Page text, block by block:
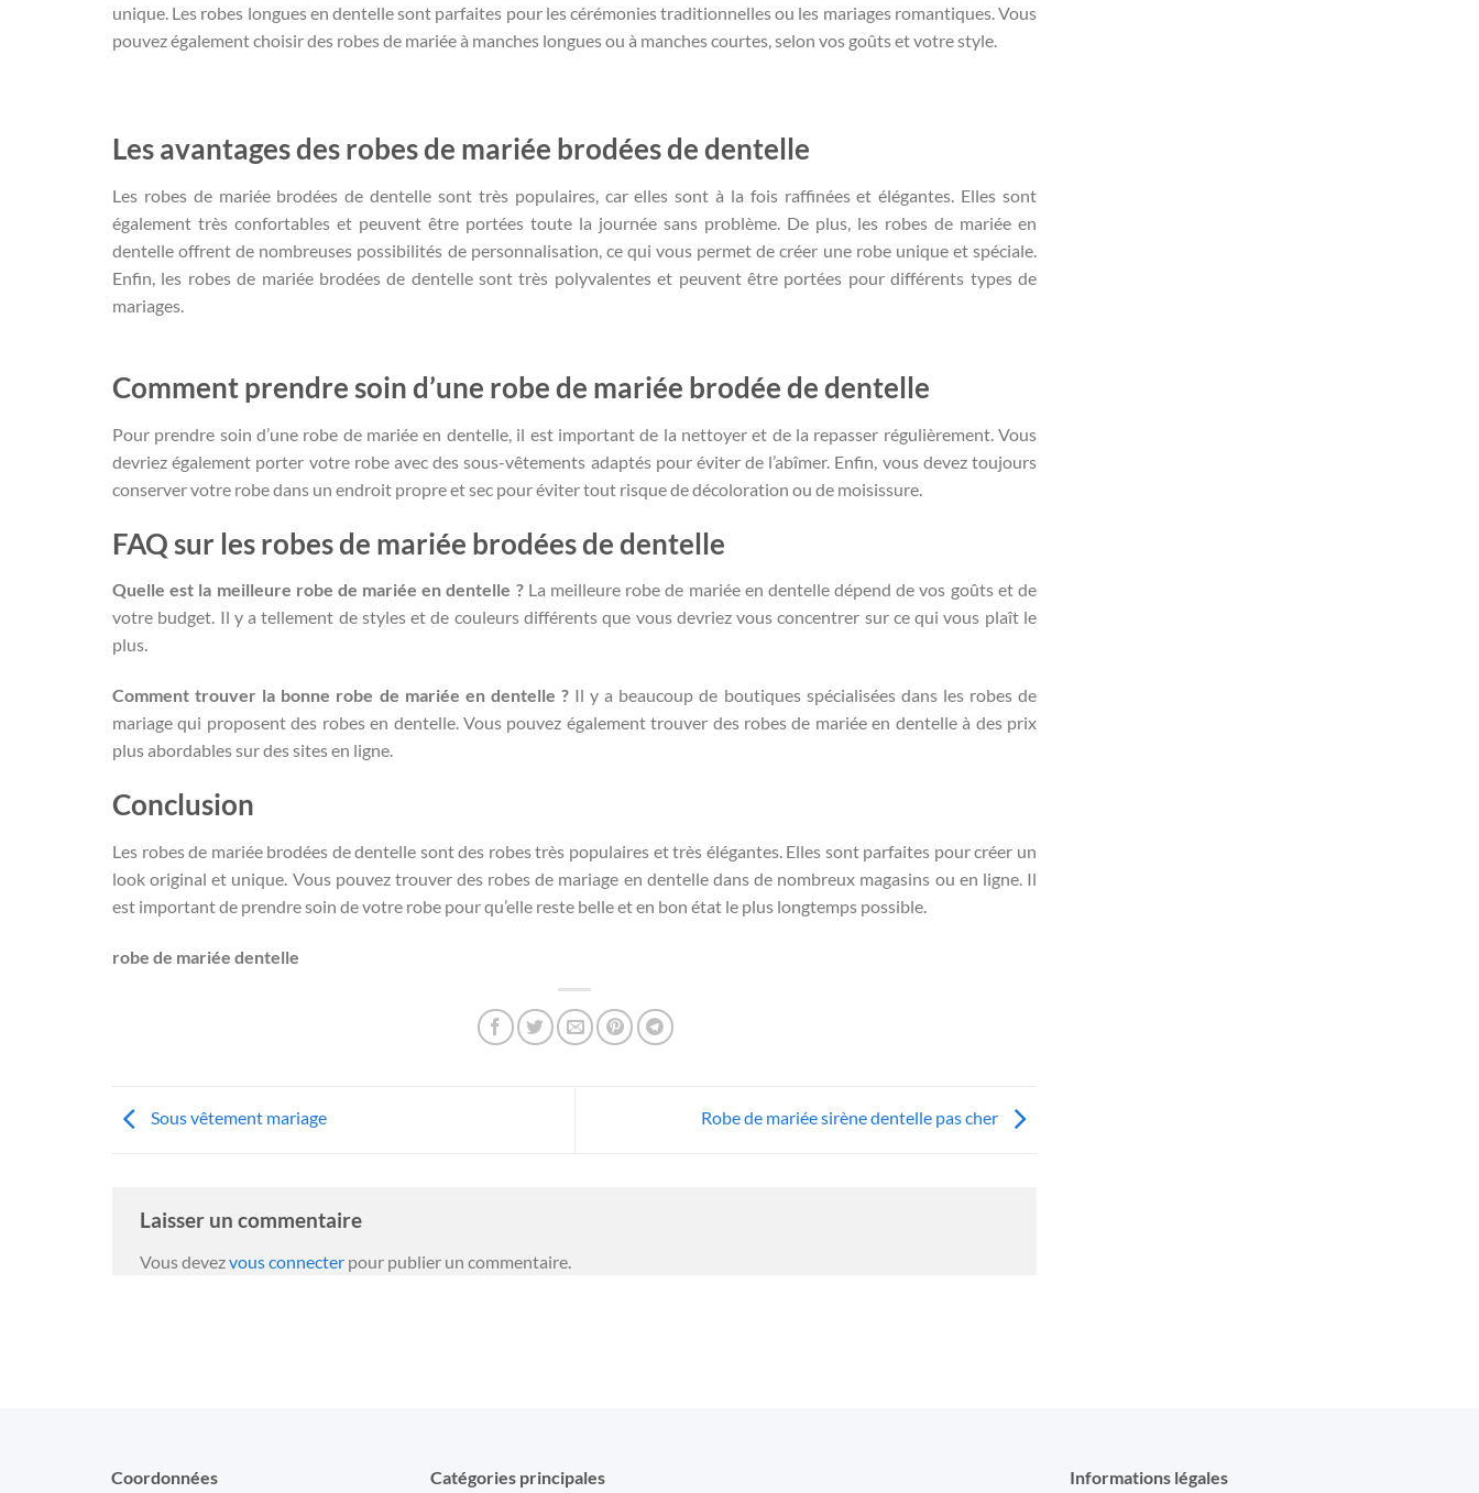
unique. Les robes longues en dentelle sont parfaites pour les cérémonies traditionnelles ou les mariages romantiques. Vous
pouvez également choisir des robes de mariée à manches longues ou à manches courtes, selon vos goûts et votre style.
Les avantages des robes de mariée brodées de dentelle
Les robes de mariée brodées de dentelle sont très populaires, car elles sont à la fois raffinées et élégantes. Elles sont
également très confortables et peuvent être portées toute la journée sans problème. De plus, les robes de mariée en
dentelle offrent de nombreuses possibilités de personnalisation, ce qui vous permet de créer une robe unique et spéciale.
Enfin, les robes de mariée brodées de dentelle sont très polyvalentes et peuvent être portées pour différents types de
mariages.
Comment prendre soin d’une robe de mariée brodée de dentelle
Pour prendre soin d’une robe de mariée en dentelle, il est important de la nettoyer et de la repasser régulièrement. Vous
devriez également porter votre robe avec des sous-vêtements adaptés pour éviter de l’abîmer. Enfin, vous devez toujours
conserver votre robe dans un endroit propre et sec pour éviter tout risque de décoloration ou de moisissure.
FAQ sur les robes de mariée brodées de dentelle
Quelle est la meilleure robe de mariée en dentelle ?La meilleure robe de mariée en dentelle dépend de vos goûts et de
votre budget. Il y a tellement de styles et de couleurs différents que vous devriez vous concentrer sur ce qui vous plaît le
plus.
Comment trouver la bonne robe de mariée en dentelle ?Il y a beaucoup de boutiques spécialisées dans les robes de
mariage qui proposent des robes en dentelle. Vous pouvez également trouver des robes de mariée en dentelle à des prix
plus abordables sur des sites en ligne.
Conclusion
Les robes de mariée brodées de dentelle sont des robes très populaires et très élégantes. Elles sont parfaites pour créer un
look original et unique. Vous pouvez trouver des robes de mariage en dentelle dans de nombreux magasins ou en ligne. Il
est important de prendre soin de votre robe pour qu’elle reste belle et en bon état le plus longtemps possible.
robe de mariée dentelle
Sous vêtement mariage Robe de mariée sirène dentelle pas cher
Laisser un commentaire
Vous devezvous connecter pour publier un commentaire.
Coordonnées Catégories principales Informations légales